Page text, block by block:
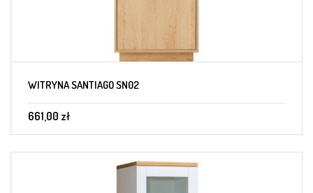
WITRYNA SANTIAGO SN02
661,00 zł